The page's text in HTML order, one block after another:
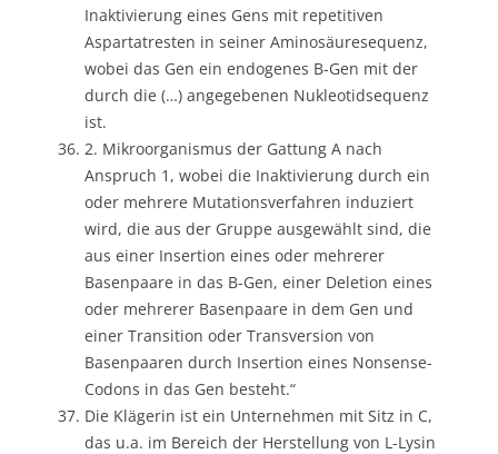
Inaktivierung eines Gens mit repetitiven
Aspartatresten in seiner Aminosäuresequenz,
wobei das Gen ein endogenes B-Gen mit der
durch die (…) angegebenen Nukleotidsequenz
ist.
2. Mikroorganismus der Gattung A nach
Anspruch 1, wobei die Inaktivierung durch ein
oder mehrere Mutationsverfahren induziert
wird, die aus der Gruppe ausgewählt sind, die
aus einer Insertion eines oder mehrerer
Basenpaare in das B-Gen, einer Deletion eines
oder mehrerer Basenpaare in dem Gen und
einer Transition oder Transversion von
Basenpaaren durch Insertion eines Nonsense-
Codons in das Gen besteht.“
Die Klägerin ist ein Unternehmen mit Sitz in C,
das u.a. im Bereich der Herstellung von L-Lysin